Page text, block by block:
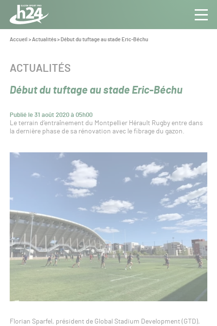
Panneau de gestion des cookies
Aller au contenu
Toute
l’info
Pro
Vous
Accueil >Actualités> Début du tuftage au stade Eric-Béchu
Début du tuftage au stade Eric-Béchu
Publié le 31 août 2020 à 05h00
CATÉGORIE :
ACTUALITÉS
Le terrain d’entraînement du Montpellier Hérault Rugby entre dans
la dernière phase de sa rénovation avec le fibrage du gazon.
Florian Sparfel, président de Global Stadium Development (GTD),